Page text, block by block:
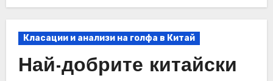
Класации и анализи на голфа в Китай
Най-добрите китайски